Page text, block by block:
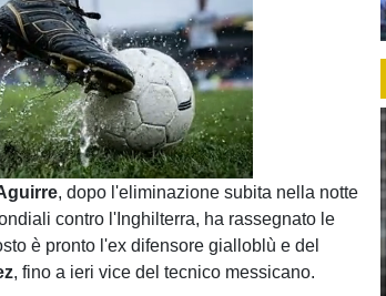
Loaded:
100.00%
, dopo l'eliminazione subita nella notte
contro l'Inghilterra, ha rassegnato le
è pronto l'ex difensore gialloblù e del
, fino a ieri vice del tecnico messicano.